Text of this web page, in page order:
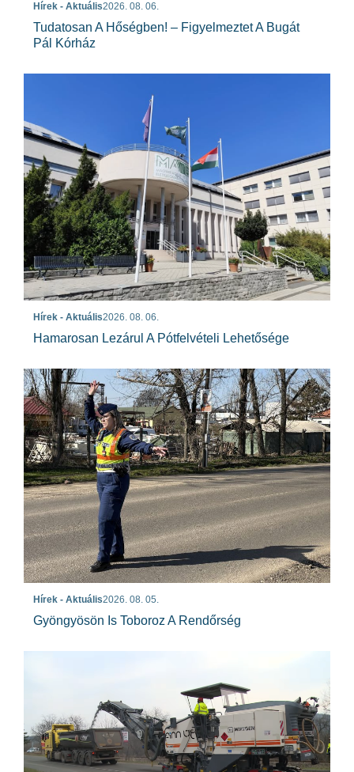
Hírek - Aktuális2026. 08. 06.
Tudatosan A Hőségben! – Figyelmeztet A Bugát
Pál Kórház
Hírek - Aktuális2026. 08. 06.
Hamarosan Lezárul A Pótfelvételi Lehetősége
Hírek - Aktuális2026. 08. 05.
Gyöngyösön Is Toboroz A Rendőrség